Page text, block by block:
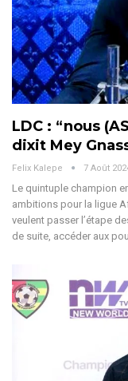
LDC : “nous
dixit Mey
Felix Kalepe 7 Août
Le quintuple champion
ambitions pour la ligue
veulent passer l’étape
de suite, accéder aux